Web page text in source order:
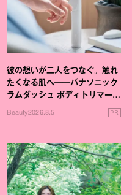
彼の想いが二人をつなぐ。触れ
たくなる肌へ──パナソニック
ラムダッシュ ボディトリマーが
Beauty2026.8.5 PR